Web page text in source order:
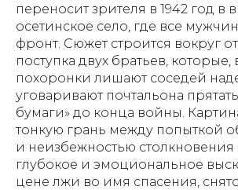
переносит зрителя в 1942 год в
осетинское село, где все
фронт. Сюжет строится вокруг
поступка двух братьев, которые,
похоронки лишают соседей
уговаривают почтальона
бумаги» до конца войны.
тонкую грань между попыткой
и неизбежностью столкновения
глубокое и эмоциональное
цене лжи во имя спасения,